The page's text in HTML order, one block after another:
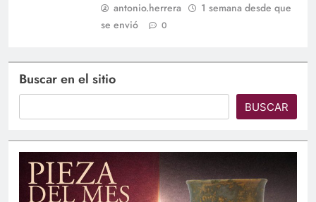
antonio.herrera
1 semana desde que
se envió
0
Buscar en el sitio
BUSCAR